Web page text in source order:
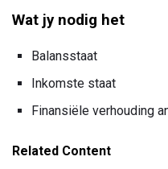
Wat jy nodig het
Balansstaat
Inkomste staat
Finansiële verhouding
Related Content